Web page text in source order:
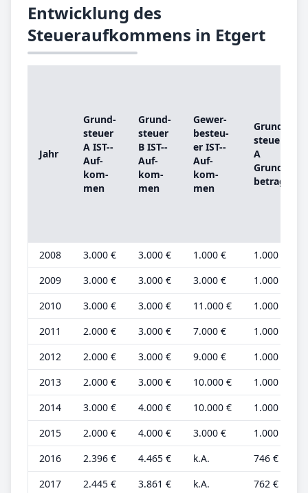
Entwicklung des
Steueraufkommens in Etgert
Jahr
Grund­
steu­er
A IST-­
Auf­
kom­
men
Grund­
steu­er
B IST-­
Auf­
kom­
men
Ge­wer­
be­steu­
er IST-­
Auf­
kom­
men
Grund­
steu­er
A
Grund­
be­trag
2008 3.000 € 3.000 € 1.000 €
1.000 €
2009
3.000 € 3.000 € 3.000 €
1.000 €
2010
3.000 € 3.000 € 11.000 €
1.000 €
2011
2.000 € 3.000 € 7.000 €
1.000 €
2012
2.000 € 3.000 € 9.000 €
1.000 €
2013
2.000 € 3.000 € 10.000 €
1.000 €
2014
3.000 € 4.000 € 10.000 €
1.000 €
2015
2.000 € 4.000 € 3.000 €
1.000 €
2016
2.396 € 4.465 € k.A.
746 €
2017
2.445 € 3.861 € k.A.
762 €